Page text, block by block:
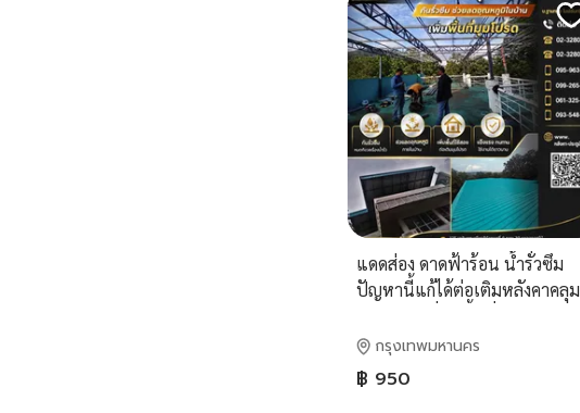
แดดส่อง ดาดฟ้าร้อน น้ำรั่วซึม
ปัญหานี้แก้ได้ต่อเติมหลังคาคลุม
เป็นมุมโปรด ใช้งานได้จริงทุกฤดู
กรุงเทพมหานคร
฿ 950